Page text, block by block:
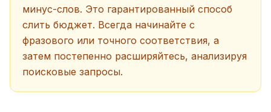
минус-слов. Это гарантированный способ
слить бюджет. Всегда начинайте с
фразового или точного соответствия, а
затем постепенно расширяйтесь, анализируя
поисковые запросы.